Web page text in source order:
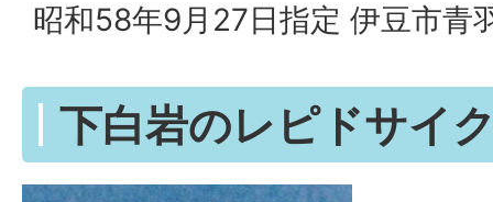
昭和58年9月27日指定 伊豆市青
下白岩のレピドサイ